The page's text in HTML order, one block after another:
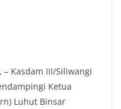
Kasdam III/Siliwangi
Ketua
Luhut Binsar